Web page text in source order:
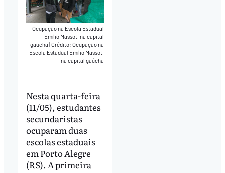
Ocupação na Escola Estadual
Emílio Massot, na capital
gaúcha|Crédito: Ocupação na
Escola Estadual Emílio Massot,
na capital gaúcha
Nesta quarta-feira
(11/05), estudantes
secundaristas
ocuparam duas
escolas estaduais
em Porto Alegre
(RS). A primeira